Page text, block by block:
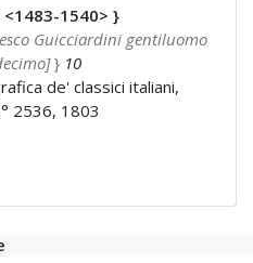
1540> }
Guicciardini gentiluomo
} 10
de' classici italiani,
2536, 1803